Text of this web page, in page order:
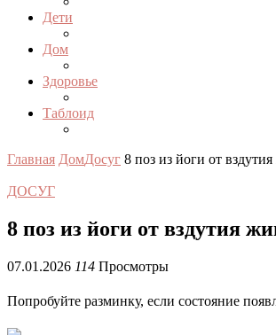
Дети
Дом
Здоровье
Таблоид
Главная ДомДосуг 8 поз из йоги от
ДОСУГ
8 поз из йоги от вздутия
07.01.2026 114 Просмотры
Попробуйте разминку, если состояние